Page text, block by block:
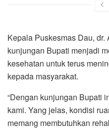
Kepala Puskesmas Dau, dr.
kunjungan Bupati menjadi
kesehatan untuk terus
kepada masyarakat.
“Dengan kunjungan Bupati
kami. Yang jelas, kondisi
memang membutuhkan